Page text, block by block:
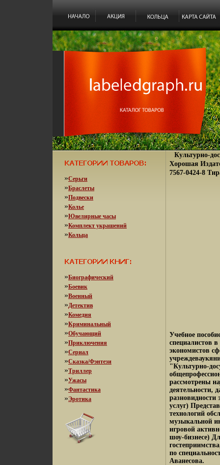
»Серьги
»Браслеты
»Подвески
»Колье
»Ювелирные часы
»Комплект украшений
»Кольца
»Биографический
»Боевик
»Военный
»Детектив
»Комедия
»Криминальный
»Обучающий
»Приключения
»Сериал
»Сказка/Фэнтези
»Триллер
»Ужасы
»Фантастика
»Эротика
Культурно-
Хорошая
7567-0424-8
Учебное
специалистов
экономистов
"Культурно-
рассмотрены
деятельности,
разновидности
услуг)
технологий
музыкальной
игровой
шоу-бизнесе)
по
Аванесова.